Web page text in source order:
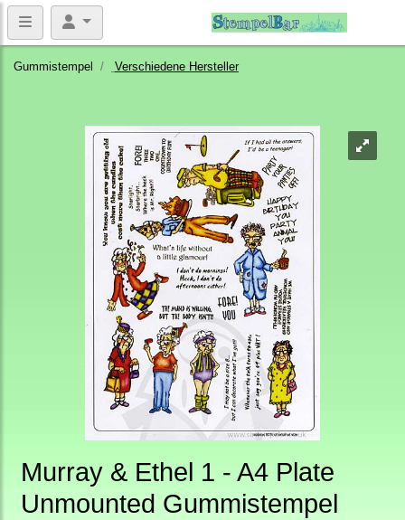
Gummistempel Verschiedene Hersteller
Murray & Ethel 1 - A4 Plate
Unmounted Gummistempel